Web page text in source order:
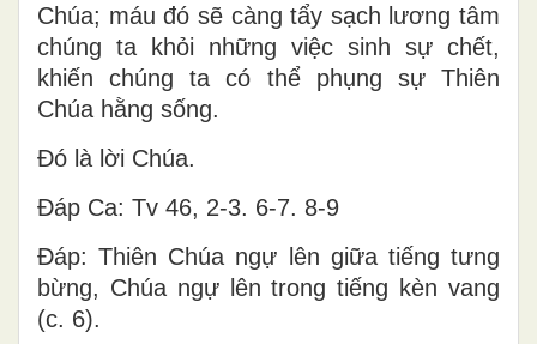
Chúa; máu đó sẽ càng tẩy sạch lương tâm
chúng ta khỏi những việc sinh sự chết,
khiến chúng ta có thể phụng sự Thiên
Chúa hằng sống.
Ðó là lời Chúa.
Ðáp Ca: Tv 46, 2-3. 6-7. 8-9
Ðáp: Thiên Chúa ngự lên giữa tiếng tưng
bừng, Chúa ngự lên trong tiếng kèn vang
(c. 6).